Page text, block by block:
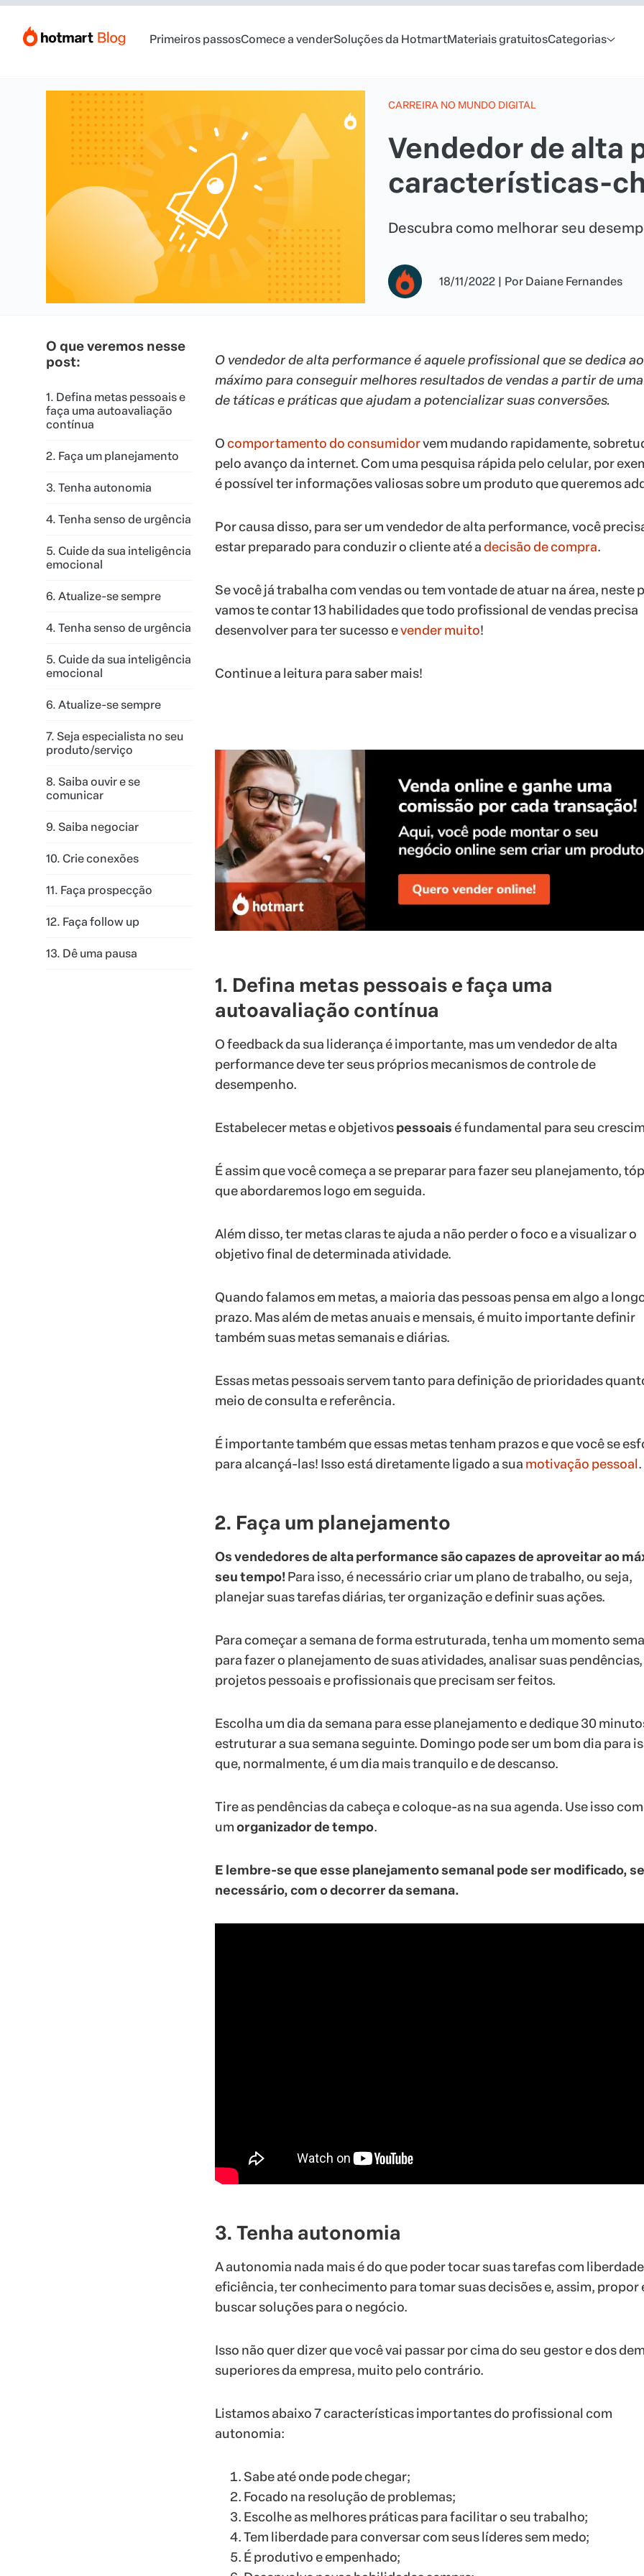
Primeiros passosComece a venderSoluções da HotmartMateriais gratuitosCategorias
CARREIRA NO MUNDO DIGITAL
Vendedor de alta
características-
Descubra como melhorar seu
18/11/2022 | Por Daiane Fernandes
O que veremos nesse
post:
1. Defina metas pessoais e
faça uma autoavaliação
contínua
2. Faça um planejamento
3. Tenha autonomia
4. Tenha senso de urgência
5. Cuide da sua inteligência
emocional
6. Atualize-se sempre
4. Tenha senso de urgência
5. Cuide da sua inteligência
emocional
6. Atualize-se sempre
7. Seja especialista no seu
produto/serviço
8. Saiba ouvir e se
comunicar
9. Saiba negociar
10. Crie conexões
11. Faça prospecção
12. Faça follow up
13. Dê uma pausa
O vendedor de alta performance é aquele profissional que se dedica ao
máximo para conseguir melhores resultados de vendas a partir de
de táticas e práticas que ajudam a potencializar suas conversões.
Ocomportamento do consumidorvem mudando rapidamente,
pelo avanço da internet. Com uma pesquisa rápida pelo celular, por
é possível ter informações valiosas sobre um produto que queremos
Por causa disso, para ser um vendedor de alta performance, você
estar preparado para conduzir o cliente até adecisão de compra.
Se você já trabalha com vendas ou tem vontade de atuar na área, neste
vamos te contar 13 habilidades que todo profissional de vendas precisa
desenvolver para ter sucesso evender muito!
Continue a leitura para saber mais!
1. Defina metas pessoais e faça uma
autoavaliação contínua
O feedback da sua liderança é importante, mas um vendedor de alta
performance deve ter seus próprios mecanismos de controle de
desempenho.
Estabelecer metas e objetivospessoaisé fundamental para seu
É assim que você começa a se preparar para fazer seu planejamento,
que abordaremos logo em seguida.
Além disso, ter metas claras te ajuda a não perder o foco e a visualizar o
objetivo final de determinada atividade.
Quando falamos em metas, a maioria das pessoas pensa em algo a
prazo. Mas além de metas anuais e mensais, é muito importante definir
também suas metas semanais e diárias.
Essas metas pessoais servem tanto para definição de prioridades
meio de consulta e referência.
É importante também que essas metas tenham prazos e que você se
para alcançá-las! Isso está diretamente ligado a sua motivação pessoal.
2. Faça um planejamento
Os vendedores de alta performance são capazes de aproveitar ao
seu tempo! Para isso, é necessário criar um plano de trabalho, ou seja,
planejar suas tarefas diárias, ter organização e definir suas ações.
Para começar a semana de forma estruturada, tenha um momento
para fazer o planejamento de suas atividades, analisar suas
projetos pessoais e profissionais que precisam ser feitos.
Escolha um dia da semana para esse planejamento e dedique 30
estruturar a sua semana seguinte. Domingo pode ser um bom dia para
que, normalmente, é um dia mais tranquilo e de descanso.
Tire as pendências da cabeça e coloque-as na sua agenda. Use isso
umorganizador de tempo.
E lembre-se que esse planejamento semanal pode ser modificado, se
necessário, com o decorrer da semana.
3. Tenha autonomia
A autonomia nada mais é do que poder tocar suas tarefas com
eficiência, ter conhecimento para tomar suas decisões e, assim, propor
buscar soluções para o negócio.
Isso não quer dizer que você vai passar por cima do seu gestor e dos
superiores da empresa, muito pelo contrário.
Listamos abaixo 7 características importantes do profissional com
autonomia:
Sabe até onde pode chegar;
Focado na resolução de problemas;
Escolhe as melhores práticas para facilitar o seu trabalho;
Tem liberdade para conversar com seus líderes sem medo;
É produtivo e empenhado;